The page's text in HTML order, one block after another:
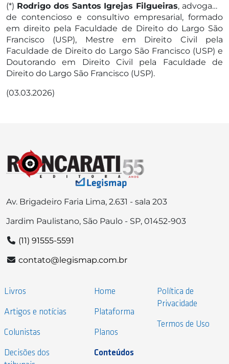
(*) Rodrigo dos Santos Igrejas Filgueiras, advogado
de contencioso e consultivo empresarial, formado
em direito pela Faculdade de Direito do Largo São
Francisco (USP), Mestre em Direito Civil pela
Faculdade de Direito do Largo São Francisco (USP) e
Doutorando em Direito Civil pela Faculdade de
Direito do Largo São Francisco (USP).
(03.03.2026)
Av. Brigadeiro Faria Lima, 2.631 - sala 203
Jardim Paulistano, São Paulo - SP, 01452-903
(11) 91555-5591
contato@legismap.com.br
Livros
Artigos e notícias
Colunistas
Decisões dos
Home
Plataforma
Planos
Conteúdos
Política de
Privacidade
Termos de Uso